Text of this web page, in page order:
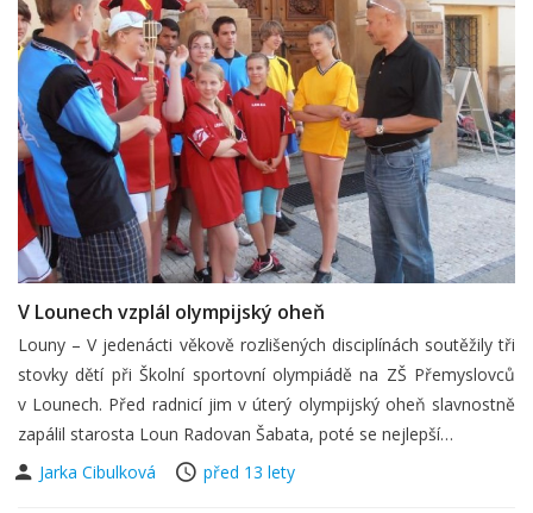
V Lounech vzplál olympijský oheň
Louny – V jedenácti věkově rozlišených disciplínách soutěžily tři
stovky dětí při Školní sportovní olympiádě na ZŠ Přemyslovců
v Lounech. Před radnicí jim v úterý olympijský oheň slavnostně
zapálil starosta Loun Radovan Šabata, poté se nejlepší…
Jarka Cibulková
před 13 lety